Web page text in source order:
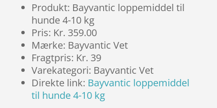
Produkt: Bayvantic loppemiddel til
hunde 4-10 kg
Pris: Kr. 359.00
Mærke: Bayvantic Vet
Fragtpris: Kr. 39
Varekategori: Bayvantic Vet
Direkte link: Bayvantic loppemiddel
til hunde 4-10 kg